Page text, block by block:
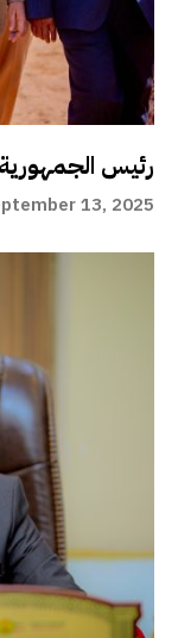
رئيس
13, 2025